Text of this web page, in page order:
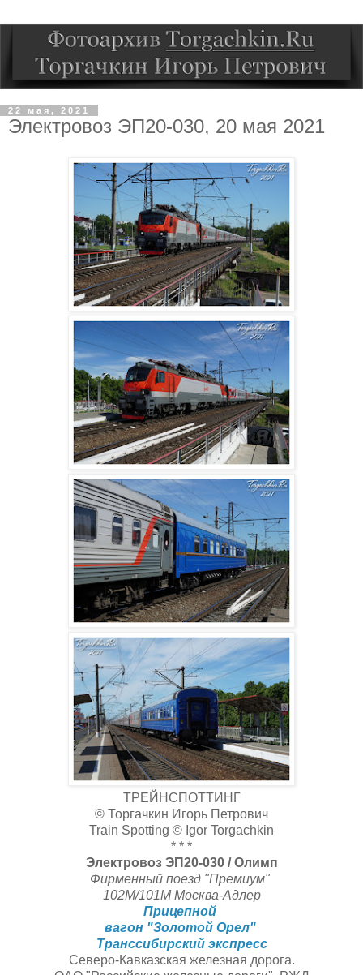
22 мая, 2021
Электровоз ЭП20-030, 20 мая 2021
ТРЕЙНСПОТТИНГ
© Торгачкин Игорь Петрович
Train Spotting © Igor Torgachkin
* * *
Электровоз ЭП20-030 / Олимп
Фирменный поезд "Премиум"
102М/101М Москва-Адлер
Прицепной
вагон "Золотой Орел"
Транссибирский экспресс
Северо-Кавказская железная дорога.